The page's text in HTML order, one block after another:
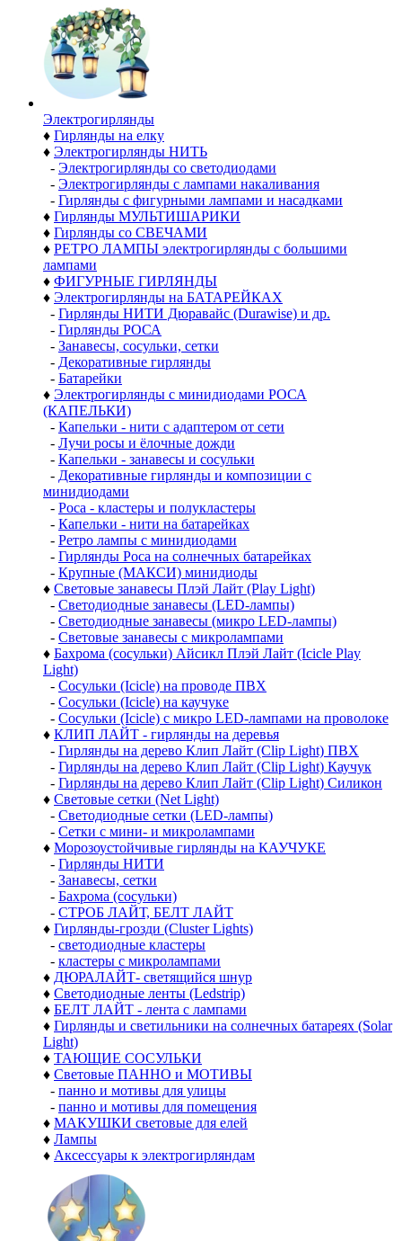
Электро­гирлянды
♦ Гирлянды на елку
♦ Электрогирлянды НИТЬ
- Электрогирлянды со светодиодами
- Электрогирлянды с лампами накаливания
- Гирлянды с фигурными лампами и насадками
♦ Гирлянды МУЛЬТИШАРИКИ
♦ Гирлянды со СВЕЧАМИ
♦ РЕТРО ЛАМПЫ электрогирлянды с большими
лампами
♦ ФИГУРНЫЕ ГИРЛЯНДЫ
♦ Электрогирлянды на БАТАРЕЙКАХ
- Гирлянды НИТИ Дюравайс (Durawise) и др.
- Гирлянды РОСА
- Занавесы, сосульки, сетки
- Декоративные гирлянды
- Батарейки
♦ Электрогирлянды с минидиодами РОСА
(КАПЕЛЬКИ)
- Капельки - нити с адаптером от сети
- Лучи росы и ёлочные дожди
- Капельки - занавесы и сосульки
- Декоративные гирлянды и композиции с
минидиодами
- Роса - кластеры и полукластеры
- Капельки - нити на батарейках
- Ретро лампы с минидиодами
- Гирлянды Роса на солнечных батарейках
- Крупные (МАКСИ) минидиоды
♦ Световые занавесы Плэй Лайт (Play Light)
- Светодиодные занавесы (LED-лампы)
- Светодиодные занавесы (микро LED-лампы)
- Световые занавесы с микролампами
♦ Бахрома (сосульки) Айсикл Плэй Лайт (Icicle Play
Light)
- Сосульки (Icicle) на проводе ПВХ
- Сосульки (Icicle) на каучуке
- Сосульки (Icicle) с микро LED-лампами на проволоке
♦ КЛИП ЛАЙТ - гирлянды на деревья
- Гирлянды на дерево Клип Лайт (Clip Light) ПВХ
- Гирлянды на дерево Клип Лайт (Clip Light) Каучук
- Гирлянды на дерево Клип Лайт (Clip Light) Силикон
♦ Световые сетки (Net Light)
- Светодиодные сетки (LED-лампы)
- Сетки с мини- и микролампами
♦ Морозоустойчивые гирлянды на КАУЧУКЕ
- Гирлянды НИТИ
- Занавесы, сетки
- Бахрома (сосульки)
- СТРОБ ЛАЙТ, БЕЛТ ЛАЙТ
♦ Гирлянды-грозди (Cluster Lights)
- светодиодные кластеры
- кластеры с микролампами
♦ ДЮРАЛАЙТ- светящийся шнур
♦ Светодиодные ленты (Ledstrip)
♦ БЕЛТ ЛАЙТ - лента с лампами
♦ Гирлянды и светильники на солнечных батареях (Solar
Light)
♦ ТАЮЩИЕ СОСУЛЬКИ
♦ Световые ПАННО и МОТИВЫ
- панно и мотивы для улицы
- панно и мотивы для помещения
♦ МАКУШКИ световые для елей
♦ Лампы
♦ Аксессуары к электрогирляндам